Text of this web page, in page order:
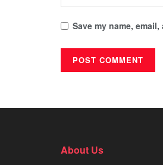
Save my name,
About Us